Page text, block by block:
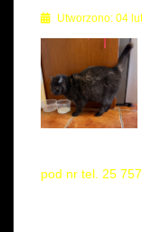
Utworzono: 04
pod nr tel. 25